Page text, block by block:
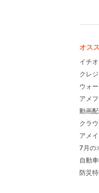
オス
イチ
クレ
ウォ
アメ
動画
クラ
アメ
7月の
自動
防災